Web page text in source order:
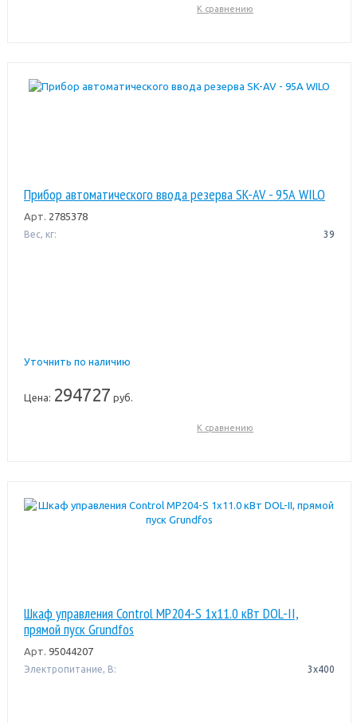
К сравнению
Прибор автоматического ввода резерва SK-AV - 95А WILO
Арт. 2785378
Вес, кг: 39
Уточнить по наличию
Цена: 294727 руб.
К сравнению
Шкаф управления Control MP204-S 1x11.0 кВт DOL-II,
прямой пуск Grundfos
Арт. 95044207
Электропитание, В: 3х400